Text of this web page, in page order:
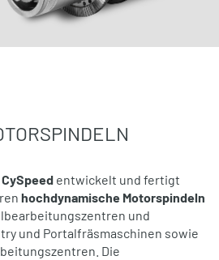
CySpeed entwickelt und fertigt
hochdynamische Motorspindeln
und
und Portalfräsmaschinen sowie
Die